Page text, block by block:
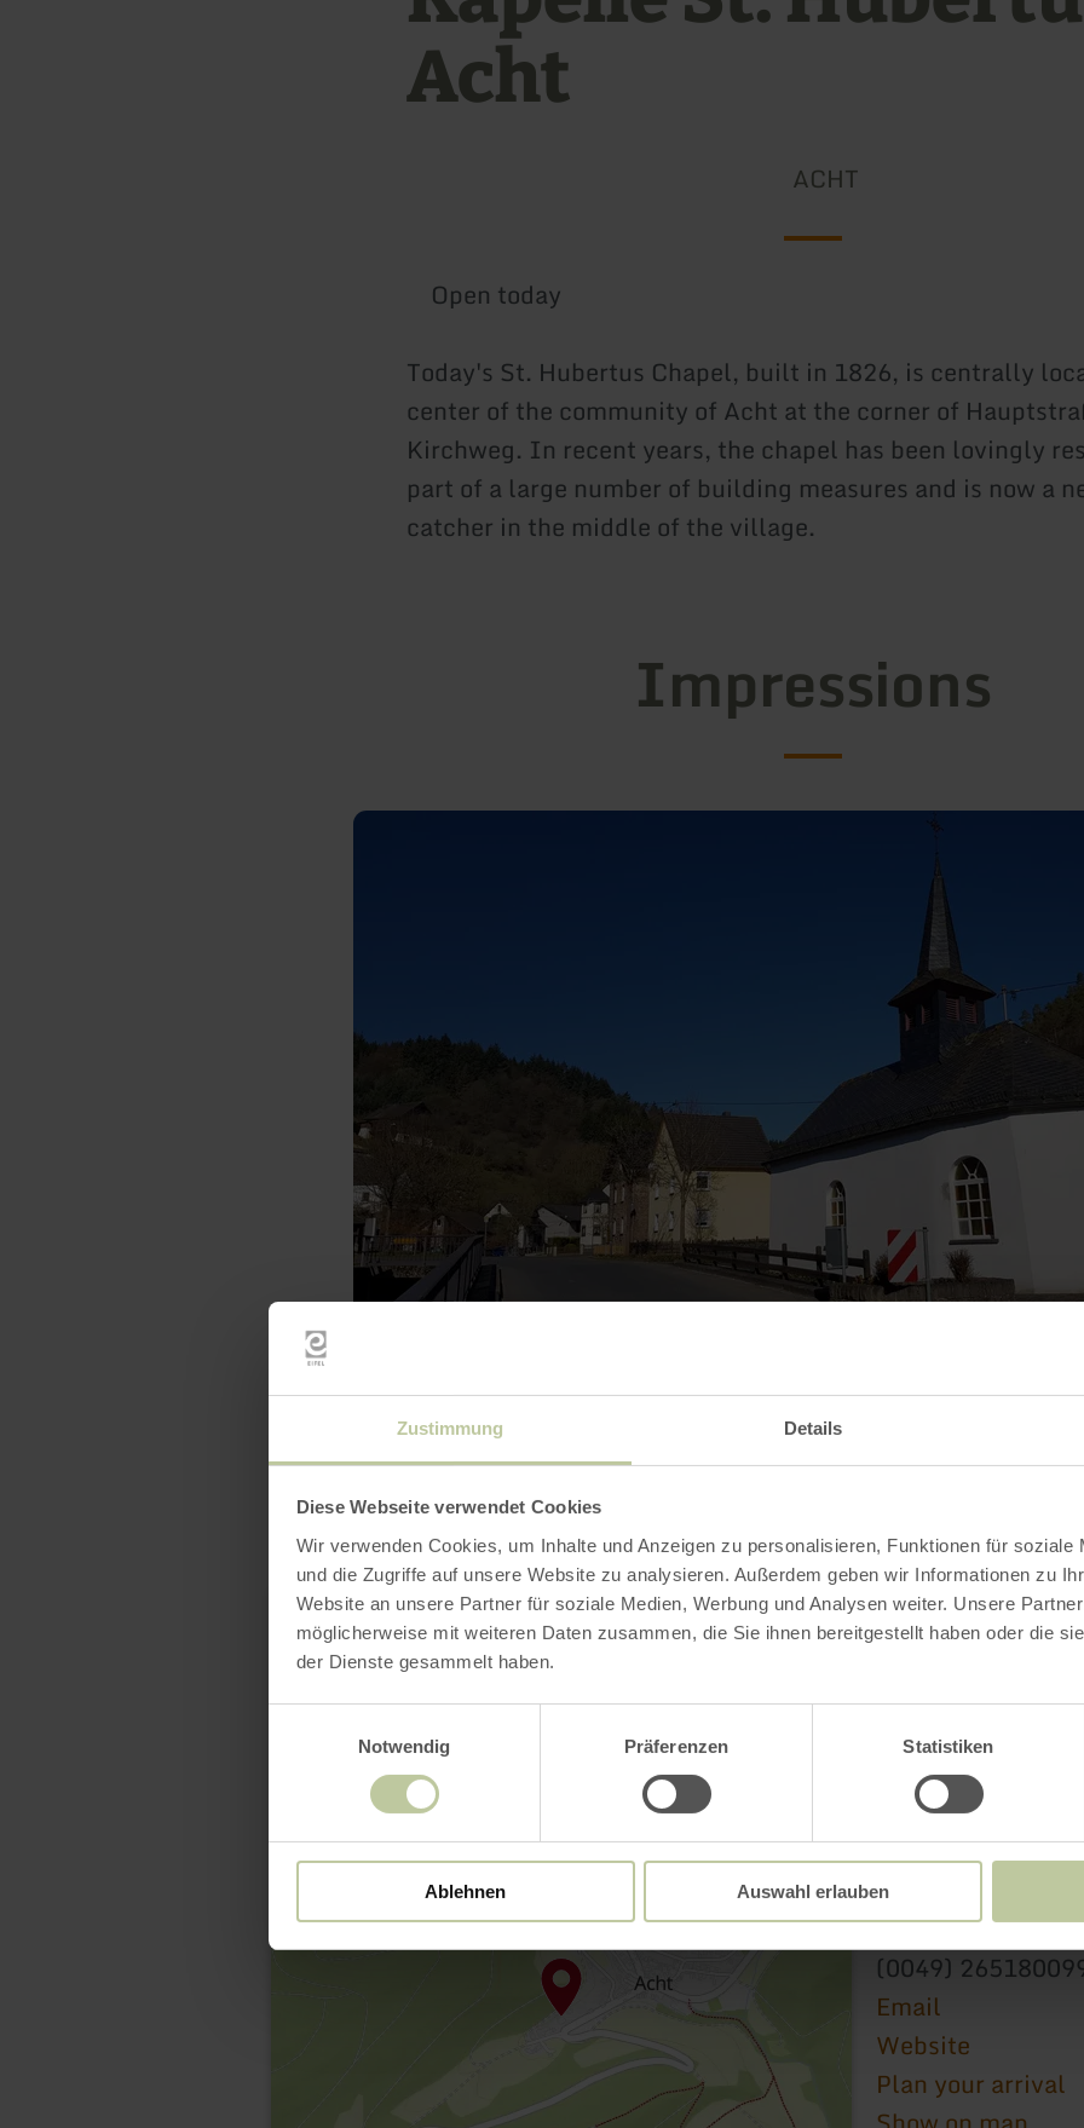
Zustimmung Details
Diese Webseite verwendet Cookies
Wir verwenden Cookies, um Inhalte und Anzeigen zu personalisieren, Funktionen für soziale
und die Zugriffe auf unsere Website zu analysieren. Außerdem geben wir Informationen zu
Website an unsere Partner für soziale Medien, Werbung und Analysen weiter. Unsere
möglicherweise mit weiteren Daten zusammen, die Sie ihnen bereitgestellt haben oder die
der Dienste gesammelt haben.
Notwendig
Präferenzen Statistiken
Ablehnen Auswahl erlauben
Acht
ACHT
Open today
Today's St. Hubertus Chapel, built in 1826, is centrally
center of the community of Acht at the corner of
Kirchweg. In recent years, the chapel has been lovingly
part of a large number of building measures and is now a
catcher in the middle of the village.
Impressions
Contact
St. Hubertus
Ecke Hauptstraße/
56729 Acht
(0049)
Email
Website
Plan your arrival